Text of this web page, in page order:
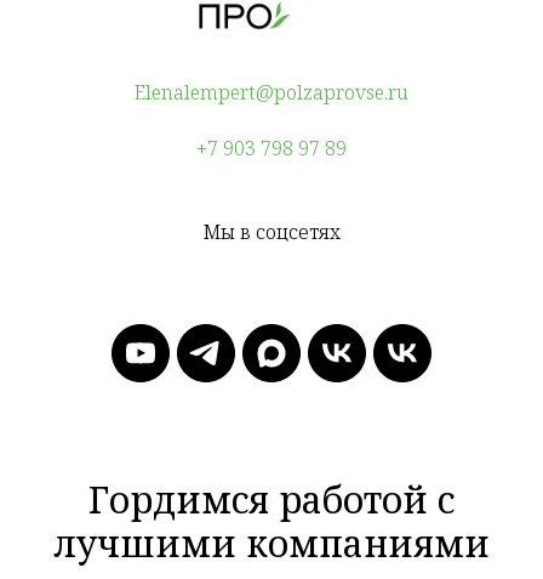
Elenalempert@polzaprovse.ru
+7 903 798 97 89
Мы в соцсетях
Гордимся работой с
лучшими компаниями